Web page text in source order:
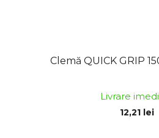
Clemă QUICK GRIP
Livrare
12,21 lei